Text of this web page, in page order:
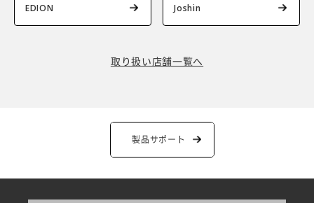
EDION Joshin
取り扱い店舗一覧へ
製品サポート